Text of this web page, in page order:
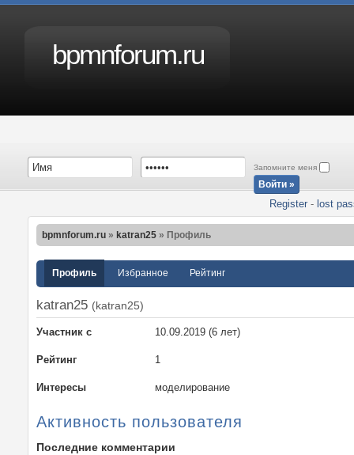
bpmnforum.ru
Запомните меня
Register - lost
Профиль Избранное Рейтинг
bpmnforum.ru » katran25 » Профиль
katran25 (katran25)
Участник с 10.09.2019 (6 лет)
Рейтинг 1
Интересы моделирование
Активность пользователя
Последние комментарии